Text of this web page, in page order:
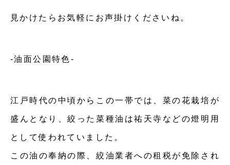
見かけたらお気軽にお声掛けくださいね。
-油面公園特色-
江戸時代の中頃からこの一帯では、菜の花栽培が
盛んとなり、絞った菜種油は祐天寺などの燈明用
として使われていました。
この油の奉納の際、絞油業者への租税が免除され